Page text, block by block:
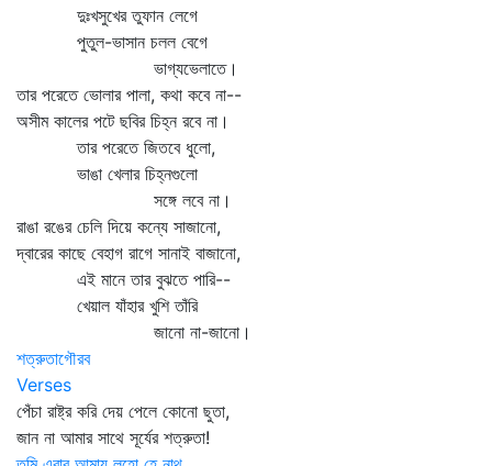
দুঃখসুখের তুফান লেগে
পুতুল-ভাসান চলল বেগে
ভাগ্যভেলাতে।
তার পরেতে ভোলার পালা, কথা কবে না--
অসীম কালের পটে ছবির চিহ্ন রবে না।
তার পরেতে জিতবে ধুলো,
ভাঙা খেলার চিহ্নগুলো
সঙ্গে লবে না।
রাঙা রঙের চেলি দিয়ে কন্যে সাজানো,
দ্বারের কাছে বেহাগ রাগে সানাই বাজানো,
এই মানে তার বুঝতে পারি--
খেয়াল যাঁহার খুশি তাঁরি
জানো না-জানো।
শত্রুতাগৌরব
Verses
পেঁচা রাষ্ট্র করি দেয় পেলে কোনো ছুতা,
জান না আমার সাথে সূর্যের শত্রুতা!